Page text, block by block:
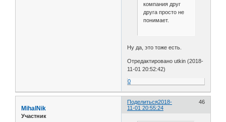
компания друг
друга просто не
понимает.
Ну да, это тоже есть.
Отредактировано utkin (2018-
11-01 20:52:42)
0
Поделиться 46
2018-
11-01 20:55:24
MihalNik
Участник